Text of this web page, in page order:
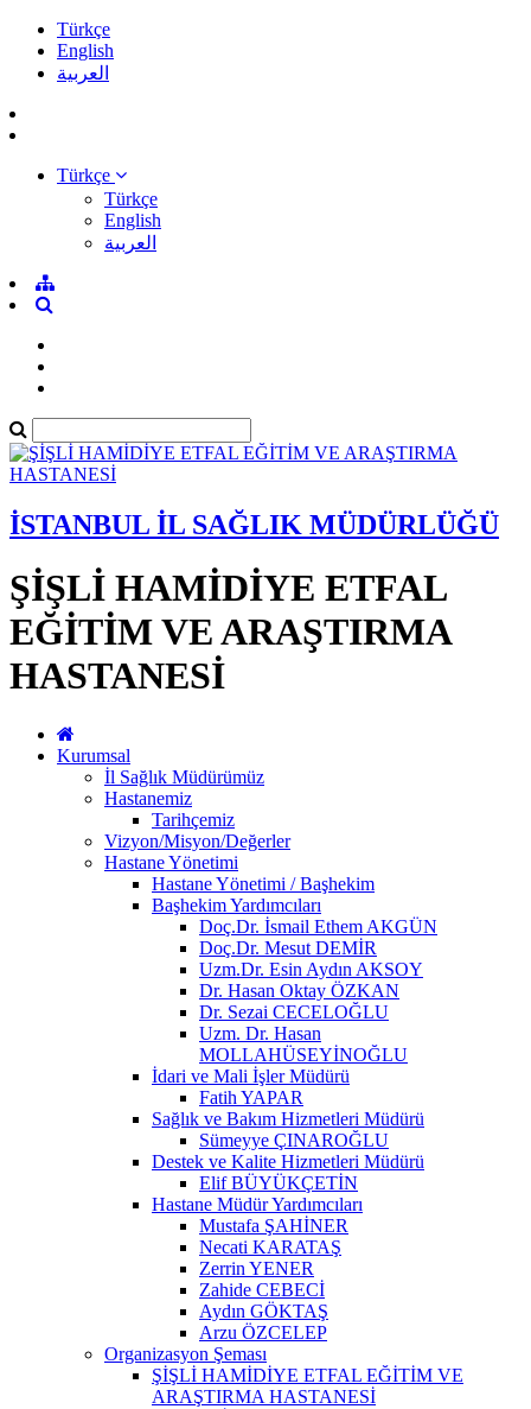
Türkçe
English
العربية
Türkçe
Türkçe
English
العربية
İSTANBUL İL SAĞLIK MÜDÜRLÜĞÜ
ŞİŞLİ HAMİDİYE ETFAL
EĞİTİM VE ARAŞTIRMA
HASTANESİ
Kurumsal
İl Sağlık Müdürümüz
Hastanemiz
Tarihçemiz
Vizyon/Misyon/Değerler
Hastane Yönetimi
Hastane Yönetimi / Başhekim
Başhekim Yardımcıları
Doç.Dr. İsmail Ethem AKGÜN
Doç.Dr. Mesut DEMİR
Uzm.Dr. Esin Aydın AKSOY
Dr. Hasan Oktay ÖZKAN
Dr. Sezai CECELOĞLU
Uzm. Dr. Hasan
MOLLAHÜSEYİNOĞLU
İdari ve Mali İşler Müdürü
Fatih YAPAR
Sağlık ve Bakım Hizmetleri Müdürü
Sümeyye ÇINAROĞLU
Destek ve Kalite Hizmetleri Müdürü
Elif BÜYÜKÇETİN
Hastane Müdür Yardımcıları
Mustafa ŞAHİNER
Necati KARATAŞ
Zerrin YENER
Zahide CEBECİ
Aydın GÖKTAŞ
Arzu ÖZCELEP
Organizasyon Şeması
ŞİŞLİ HAMİDİYE ETFAL EĞİTİM VE
ARAŞTIRMA HASTANESİ